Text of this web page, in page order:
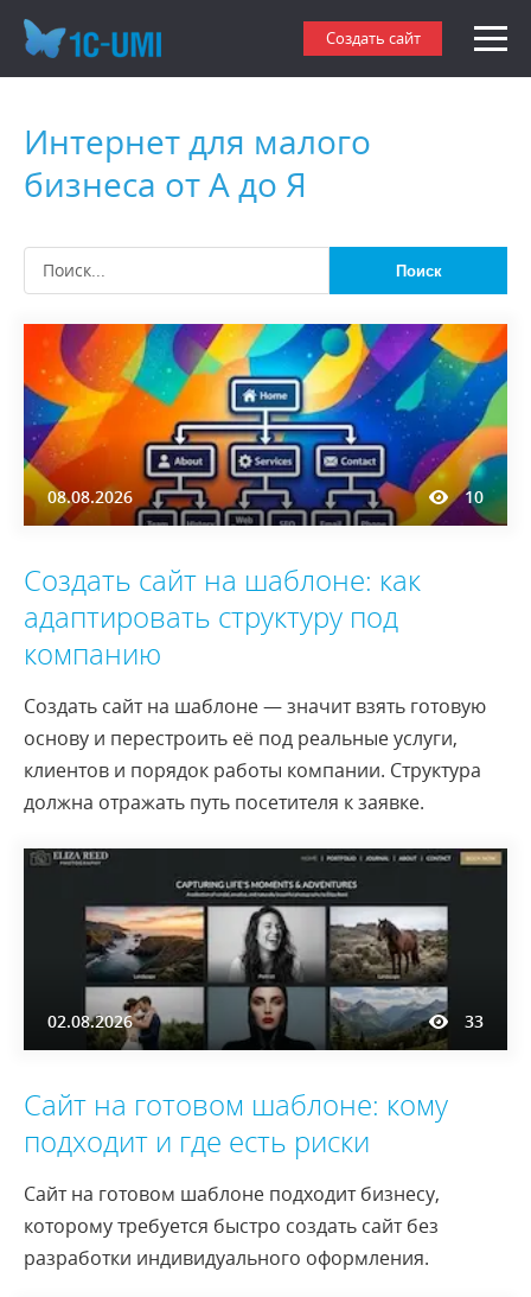
Создать сайт
Интернет для малого
бизнеса от А до Я
Поиск
08.08.2026 10
Создать сайт на шаблоне: как
адаптировать структуру под
компанию
Создать сайт на шаблоне — значит взять готовую
основу и перестроить её под реальные услуги,
клиентов и порядок работы компании. Структура
должна отражать путь посетителя к заявке.
02.08.2026 33
Сайт на готовом шаблоне: кому
подходит и где есть риски
Сайт на готовом шаблоне подходит бизнесу,
которому требуется быстро создать сайт без
разработки индивидуального оформления.